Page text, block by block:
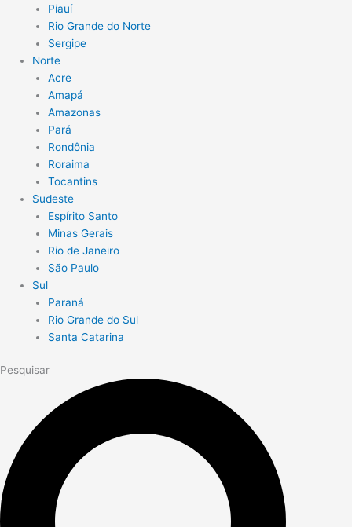
Piauí
Rio Grande do Norte
Sergipe
Norte
Acre
Amapá
Amazonas
Pará
Rondônia
Roraima
Tocantins
Sudeste
Espírito Santo
Minas Gerais
Rio de Janeiro
São Paulo
Sul
Paraná
Rio Grande do Sul
Santa Catarina
Pesquisar